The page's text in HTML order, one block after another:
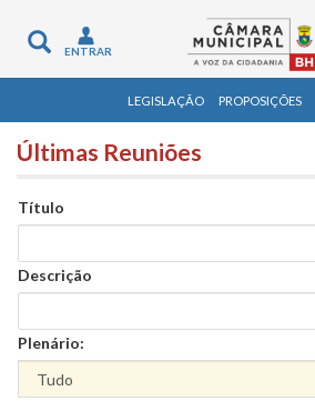
Toggle
navigation
ENTRAR
LEGISLAÇÃO PROPOSIÇÕES
Últimas Reuniões
Título
Descrição
Plenário: